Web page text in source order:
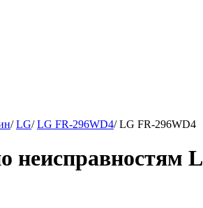
/LG/LG FR-296WD4/LG FR-296WD4
неисправностям